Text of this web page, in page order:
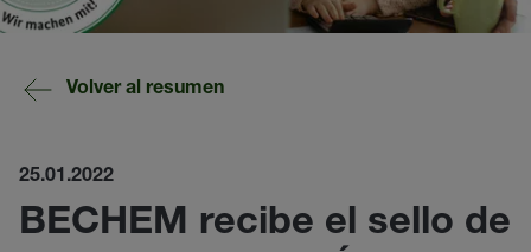
Volver al resumen
25.01.2022
BECHEM recibe el sello de